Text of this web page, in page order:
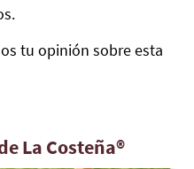
tu opinión sobre esta
La Costeña®